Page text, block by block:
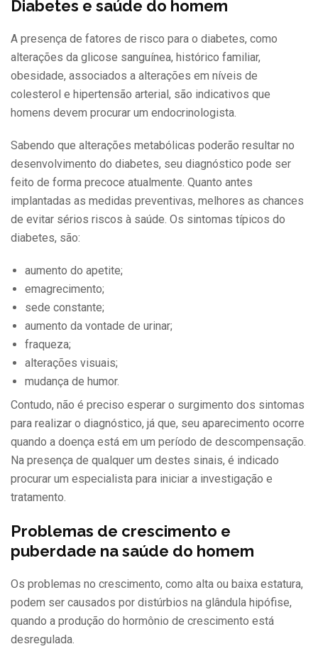
Diabetes e saúde do homem
A presença de fatores de risco para o diabetes, como
alterações da glicose sanguínea, histórico familiar,
obesidade, associados a alterações em níveis de
colesterol e hipertensão arterial, são indicativos que
homens devem procurar um endocrinologista.
Sabendo que alterações metabólicas poderão resultar no
desenvolvimento do diabetes, seu diagnóstico pode ser
feito de forma precoce atualmente. Quanto antes
implantadas as medidas preventivas, melhores as chances
de evitar sérios riscos à saúde. Os sintomas típicos do
diabetes, são:
aumento do apetite;
emagrecimento;
sede constante;
aumento da vontade de urinar;
fraqueza;
alterações visuais;
mudança de humor.
Contudo, não é preciso esperar o surgimento dos sintomas
para realizar o diagnóstico, já que, seu aparecimento ocorre
quando a doença está em um período de descompensação.
Na presença de qualquer um destes sinais, é indicado
procurar um especialista para iniciar a investigação e
tratamento.
Problemas de crescimento e
puberdade na saúde do homem
Os problemas no crescimento, como alta ou baixa estatura,
podem ser causados por distúrbios na glândula hipófise,
quando a produção do hormônio de crescimento está
desregulada.